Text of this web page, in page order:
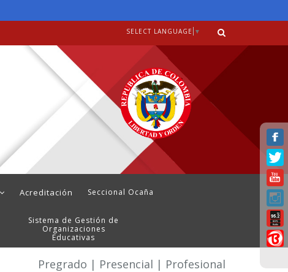
SELECT LANGUAGE ▼
Acreditación Seccional Ocaña
Sistema de Gestión de
Organizaciones
Educativas
Pregrado | Presencial | Profesional